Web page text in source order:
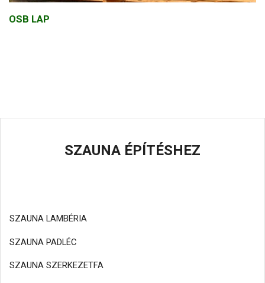
OSB LAP
SZAUNA ÉPÍTÉSHEZ
SZAUNA LAMBÉRIA
SZAUNA PADLÉC
SZAUNA SZERKEZETFA